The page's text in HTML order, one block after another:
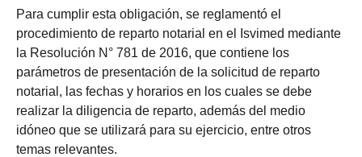
Para cumplir esta obligación, se reglamentó el
procedimiento de reparto notarial en el Isvimed mediante
la Resolución N° 781 de 2016, que contiene los
parámetros de presentación de la solicitud de reparto
notarial, las fechas y horarios en los cuales se debe
realizar la diligencia de reparto, además del medio
idóneo que se utilizará para su ejercicio, entre otros
temas relevantes.